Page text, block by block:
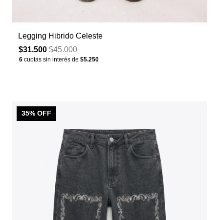
Legging Hibrido Celeste
$31.500 $45.000
6 cuotas sin interés de $5.250
35% OFF